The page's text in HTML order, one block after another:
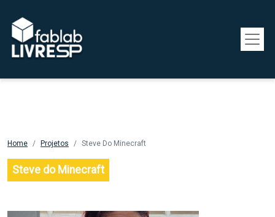
Home Projetos Steve Do Minecraft
Steve do Minecraft